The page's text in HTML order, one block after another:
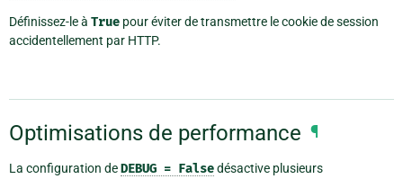
Définissez-le à True pour éviter de transmettre le cookie de session
accidentellement par HTTP.
Optimisations de performance ¶
La configuration deDEBUG = Falsedésactive plusieurs